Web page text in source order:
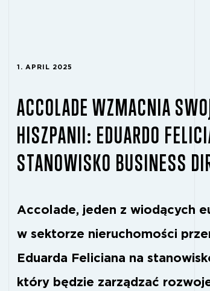
1. APRIL 2025
ACCOLADE WZMACNIA
HISZPANII: EDUARDO
STANOWISKO BUSINESS
Accolade, jeden z wiodących
w sektorze nieruchomości
Eduarda Feliciana na
który będzie zarządzać